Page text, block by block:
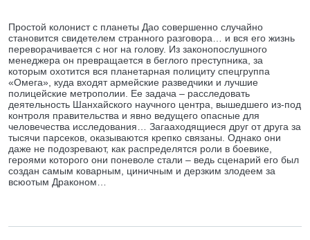
Простой колонист с планеты Дао совершенно случайно
становится свидетелем странного разговора… и вся его жизнь
переворачивается с ног на голову. Из законопослушного
менеджера он превращается в беглого преступника, за
которым охотится вся планетарная полициту спецгруппа
«Омега», куда входят армейские разведчики и лучшие
полицейские метрополии. Ее задача – расследовать
деятельность Шанхайского научного центра, вышедшего из-под
контроля правительства и явно ведущего опасные для
человечества исследования… Загааходящиеся друг от друга за
тысячи парсеков, оказываются крепко связаны. Однако они
даже не подозревают, как распределятся роли в боевике,
героями которого они поневоле стали – ведь сценарий его был
создан самым коварным, циничным и дерзким злодеем за
всюотым Драконом…